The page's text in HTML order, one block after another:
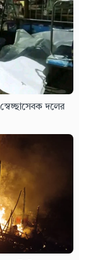
স্বেচ্ছাসেবক দলের